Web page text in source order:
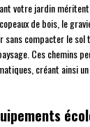
votre jardin
de bois, le
compacter le sol
Ces chemins
créant ainsi